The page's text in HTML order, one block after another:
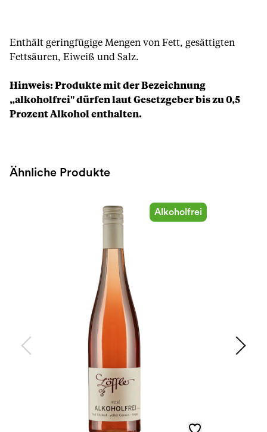
Enthält geringfügige Mengen von Fett, gesättigten
Fettsäuren, Eiweiß und Salz.
Hinweis: Produkte mit der Bezeichnung
„alkoholfrei" dürfen laut Gesetzgeber bis zu 0,5
Prozent Alkohol enthalten.
Ähnliche Produkte
Alkoholfrei